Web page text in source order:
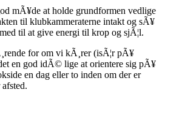
mÃ¥de at holde grundformen vedlige
til klubkammeraterne intakt og sÃ¥
til at give energi til krop og sjÃ¦l.
for om vi kÃ¸rer (isÃ¦r pÃ¥
en god idÃ© lige at orientere sig pÃ¥
en dag eller to inden om der er